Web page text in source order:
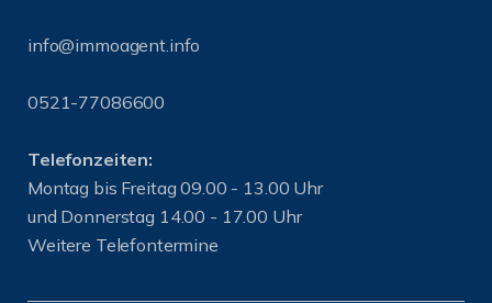
info@immoagent.info
0521-77086600
Telefonzeiten:
Montag bis Freitag 09.00 - 13.00 Uhr
und Donnerstag 14.00 - 17.00 Uhr
Weitere Telefontermine